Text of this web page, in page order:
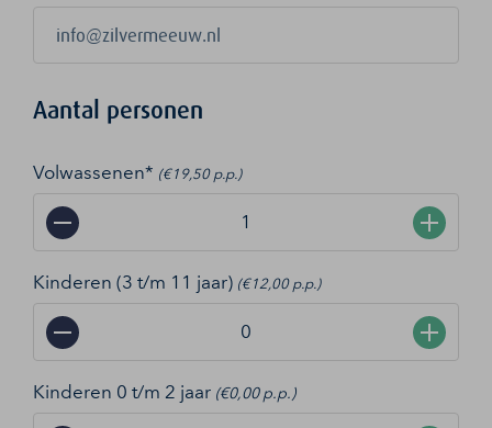
Aantal personen
Volwassenen* (€19,50 p.p.)
− +
Kinderen (3 t/m 11 jaar) (€12,00 p.p.)
− +
Kinderen 0 t/m 2 jaar (€0,00 p.p.)